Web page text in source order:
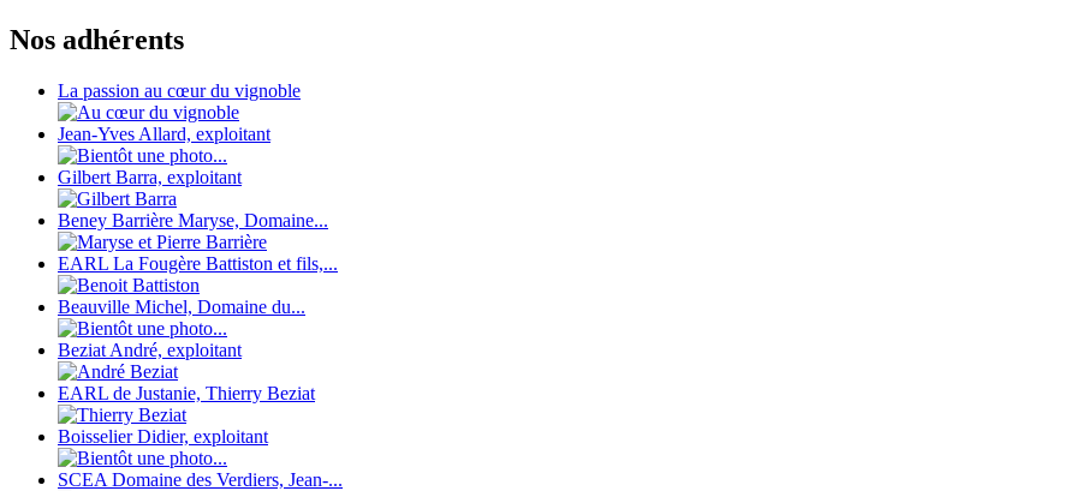
Nos adhérents
La passion au cœur du vignoble
Jean-Yves Allard, exploitant
Gilbert Barra, exploitant
Beney Barrière Maryse, Domaine...
EARL La Fougère Battiston et fils,...
Beauville Michel, Domaine du...
Beziat André, exploitant
EARL de Justanie, Thierry Beziat
Boisselier Didier, exploitant
SCEA Domaine des Verdiers, Jean-...